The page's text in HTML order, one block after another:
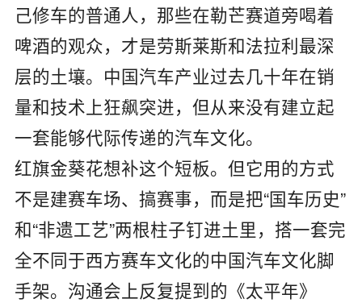
己修车的普通人，那些在勒芒赛道旁喝着
啤酒的观众，才是劳斯莱斯和法拉利最深
层的土壤。中国汽车产业过去几十年在销
量和技术上狂飙突进，但从来没有建立起
一套能够代际传递的汽车文化。
红旗金葵花想补这个短板。但它用的方式
不是建赛车场、搞赛事，而是把“国车历史”
和“非遗工艺”两根柱子钉进土里，搭一套完
全不同于西方赛车文化的中国汽车文化脚
手架。沟通会上反复提到的《太平年》